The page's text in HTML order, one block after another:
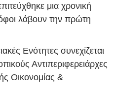
μια χρονική
λάβουν την πρώτη
Ενότητες συνεχίζεται
Αντιπεριφερειάρχες
Οικονομίας &